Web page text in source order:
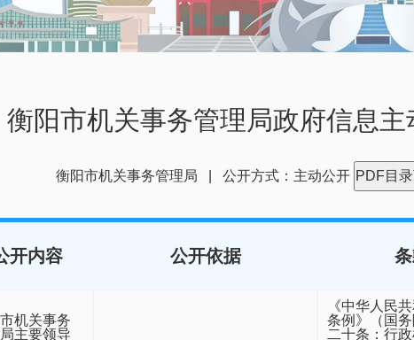
衡阳市机关事务管理局政府信息
衡阳市机关事务管理局 | 公开方式：主动公开 PDF目
开内容 公开依据
机关事务
主要领导
《中华人民
条例》（国
二十条：行